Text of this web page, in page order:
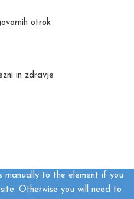
otrok
in zdravje
manually to the element if you
Otherwise you will need to